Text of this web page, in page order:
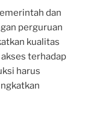
dan
perguruan
kualitas
terhadap
harus